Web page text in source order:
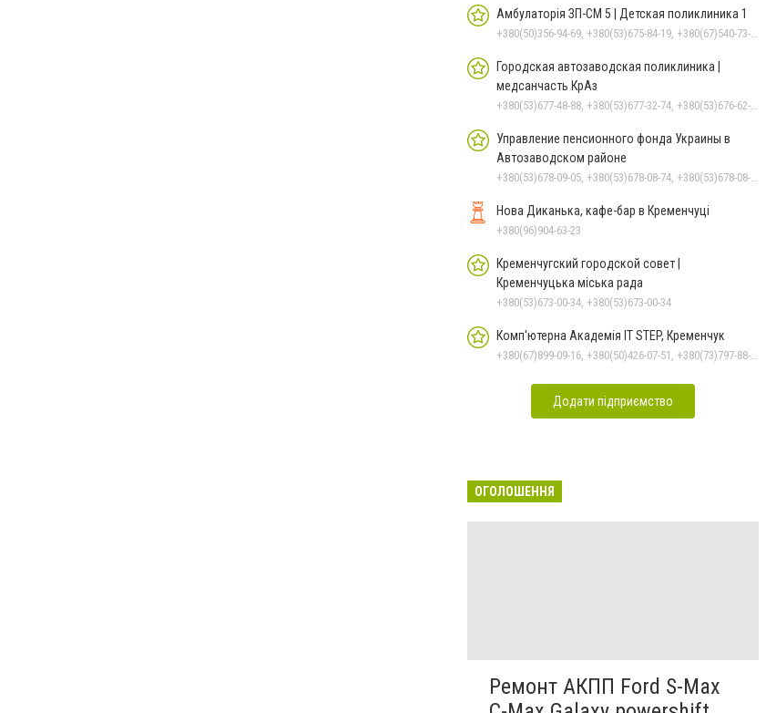
Амбулаторія ЗП-СМ 5 | Детская поликлиника 1
+380(50)356-94-69, +380(53)675-84-19, +380(67)540-73-87
Городская автозаводская поликлиника |
медсанчасть КрАз
+380(53)677-48-88, +380(53)677-32-74, +380(53)676-62-99, +380536766187
Управление пенсионного фонда Украины в
Автозаводском районе
+380(53)678-09-05, +380(53)678-08-74, +380(53)678-08-83, +380(53)678-08-41, +380(53)678-08-86
Нова Диканька, кафе-бар в Кременчуці
+380(96)904-63-23
Кременчугский городской совет |
Кременчуцька міська рада
+380(53)673-00-34, +380(53)673-00-34
Комп'ютерна Академія IT STEP, Кременчук
+380(67)899-09-16, +380(50)426-07-51, +380(73)797-88-17
Додати підприємство
ОГОЛОШЕННЯ
Ремонт АКПП Ford S-Max